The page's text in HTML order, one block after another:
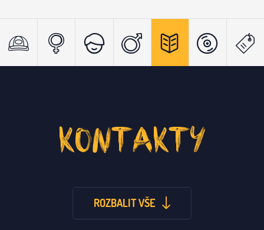
KONTAKTY
ROZBALIT VŠE